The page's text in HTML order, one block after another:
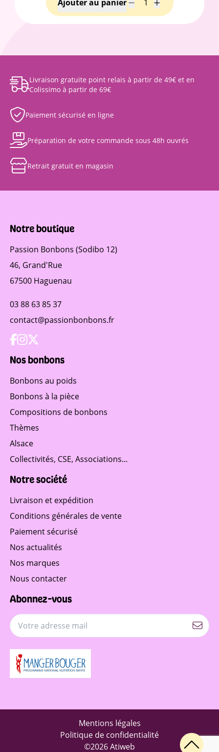
Livraison gratuite point relais à partir de 49€ et en
Colissimo à partir de 69€
Paiement sécurisé en ligne
Préparation de votre commande sous 48h ouvrés
Retrait gratuit en magasin
Notre boutique
Passion Bonbons (Sodibo 12)
46, Grand'Rue
67500 Haguenau
03 88 63 85 37
contact@passionbonbons.fr
Nos bonbons
Bonbons au poids
Bonbons à la pièce
Compositions de bonbons
Thèmes
Alsace
Collectivités, CSE, Associations...
Notre société
Livraison et expédition
Conditions générales de vente
Paiement sécurisé
Nos actualités
Nos marques
Nous contacter
Abonnez-vous
Mentions légales
Politique de confidentialité
©2026 Atiweb